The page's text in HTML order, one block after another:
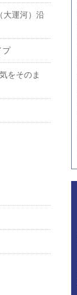
大運河）沿
プ
をそのま